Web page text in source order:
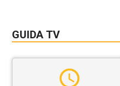
GUIDA TV